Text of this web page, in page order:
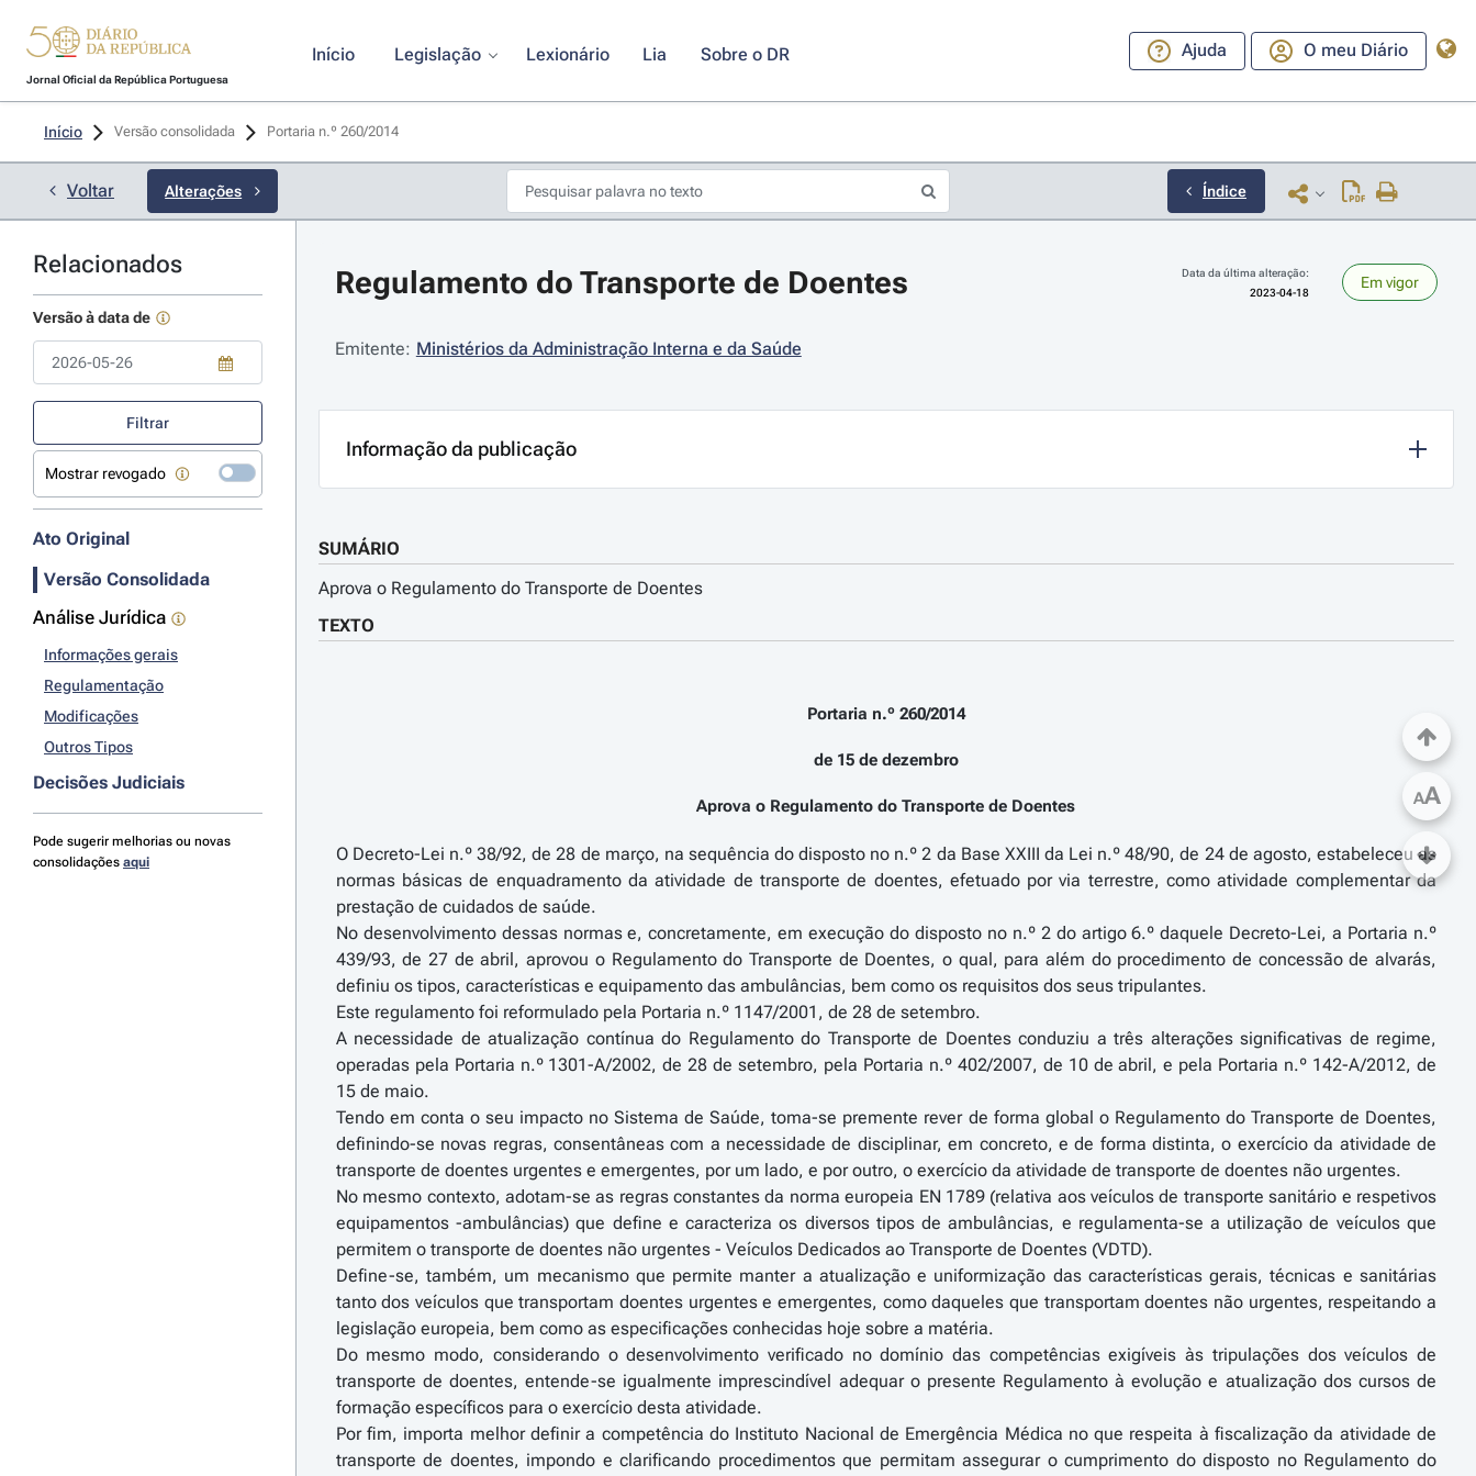
Jornal Oficial da República Portuguesa
Início Legislação Lexionário Lia Sobre o DR Ajuda O meu Diário
Início Versão consolidada Portaria n.º 260/2014
Voltar Alterações Índice
Relacionados
Versão à data de
Filtrar
Mostrar revogado
Ato Original
Versão Consolidada
Análise Jurídica
Informações gerais
Regulamentação
Modificações
Outros Tipos
Decisões Judiciais
Pode sugerir melhorias ou novas
consolidações aqui
Regulamento do Transporte de Doentes
Data da última alteração:
2023-04-18
Em vigor
Emitente: Ministérios da Administração Interna e da Saúde
Informação da publicação
SUMÁRIO
Aprova o Regulamento do Transporte de Doentes
TEXTO
Portaria n.º 260/2014
de 15 de dezembro
Aprova o Regulamento do Transporte de Doentes
O Decreto-Lei n.º 38/92, de 28 de março, na sequência do disposto no n.º 2 da Base XXIII da Lei n.º 48/90, de 24 de agosto, estabeleceu as
normas básicas de enquadramento da atividade de transporte de doentes, efetuado por via terrestre, como atividade complementar da
prestação de cuidados de saúde.
No desenvolvimento dessas normas e, concretamente, em execução do disposto no n.º 2 do artigo 6.º daquele Decreto-Lei, a Portaria n.º
439/93, de 27 de abril, aprovou o Regulamento do Transporte de Doentes, o qual, para além do procedimento de concessão de alvarás,
definiu os tipos, características e equipamento das ambulâncias, bem como os requisitos dos seus tripulantes.
Este regulamento foi reformulado pela Portaria n.º 1147/2001, de 28 de setembro.
A necessidade de atualização contínua do Regulamento do Transporte de Doentes conduziu a três alterações significativas de regime,
operadas pela Portaria n.º 1301-A/2002, de 28 de setembro, pela Portaria n.º 402/2007, de 10 de abril, e pela Portaria n.º 142-A/2012, de
15 de maio.
Tendo em conta o seu impacto no Sistema de Saúde, toma-se premente rever de forma global o Regulamento do Transporte de Doentes,
definindo-se novas regras, consentâneas com a necessidade de disciplinar, em concreto, e de forma distinta, o exercício da atividade de
transporte de doentes urgentes e emergentes, por um lado, e por outro, o exercício da atividade de transporte de doentes não urgentes.
No mesmo contexto, adotam-se as regras constantes da norma europeia EN 1789 (relativa aos veículos de transporte sanitário e respetivos
equipamentos -ambulâncias) que define e caracteriza os diversos tipos de ambulâncias, e regulamenta-se a utilização de veículos que
permitem o transporte de doentes não urgentes - Veículos Dedicados ao Transporte de Doentes (VDTD).
Define-se, também, um mecanismo que permite manter a atualização e uniformização das características gerais, técnicas e sanitárias
tanto dos veículos que transportam doentes urgentes e emergentes, como daqueles que transportam doentes não urgentes, respeitando a
legislação europeia, bem como as especificações conhecidas hoje sobre a matéria.
Do mesmo modo, considerando o desenvolvimento verificado no domínio das competências exigíveis às tripulações dos veículos de
transporte de doentes, entende-se igualmente imprescindível adequar o presente Regulamento à evolução e atualização dos cursos de
formação específicos para o exercício desta atividade.
Por fim, importa melhor definir a competência do Instituto Nacional de Emergência Médica no que respeita à fiscalização da atividade de
transporte de doentes, impondo e clarificando procedimentos que permitam assegurar o cumprimento do disposto no Regulamento do
AA